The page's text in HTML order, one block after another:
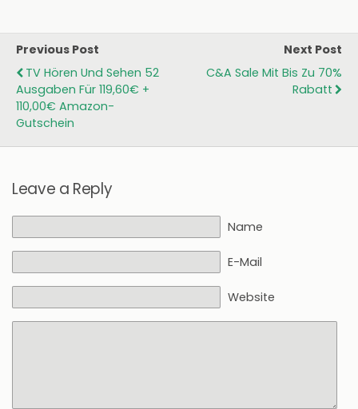
Previous Post
TV Hören Und Sehen 52
Ausgaben Für 119,60€ +
110,00€ Amazon-
Gutschein
Next Post
C&A Sale Mit Bis Zu 70%
Rabatt
Leave a Reply
Name
E-Mail
Website